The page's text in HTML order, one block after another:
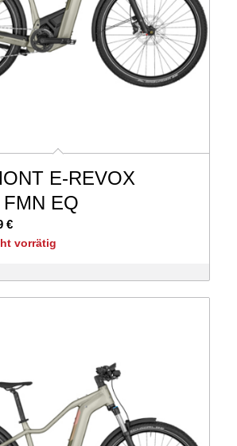
E-REVOX
EQ
€Aktueller
Preis
2,499 €.
vorrätig